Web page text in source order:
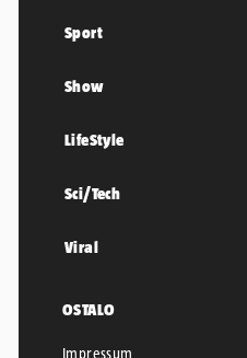
Sport
Show
LifeStyle
Sci/Tech
Viral
OSTALO
Impressum